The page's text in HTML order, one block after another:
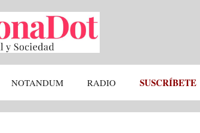
NOTANDUM RADIO SUSCRÍBETE